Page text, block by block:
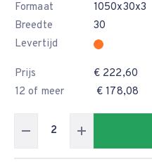
Formaat
1050x30x3
Breedte
30
Levertijd
Prijs
€ 222,60
12 of meer
€ 178,08